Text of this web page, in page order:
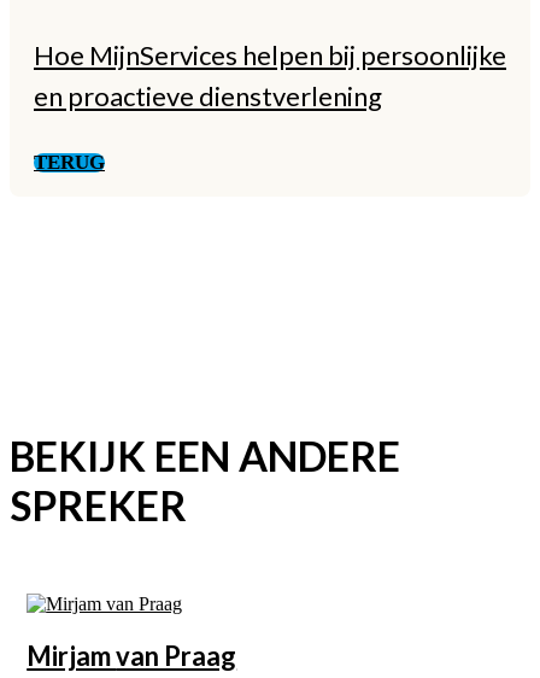
Hoe MijnServices helpen bij persoonlijke
en proactieve dienstverlening
TERUG
BEKIJK EEN ANDERE
SPREKER
Mirjamvan Praag